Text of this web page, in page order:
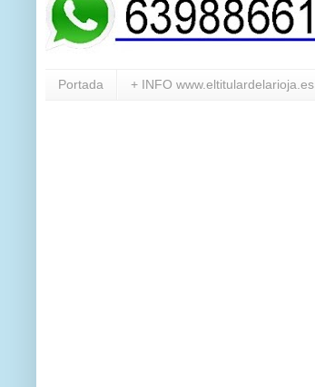
Portada + INFO www.eltitulardelarioja.es